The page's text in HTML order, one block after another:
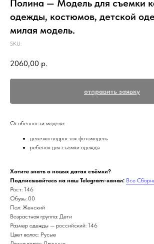
Полина — Модель для съемки
одежды, костюмов, детской
милая модель.
SKU:
2060,00 р.
отправить заявку
Особенности модели:
девочка подросток фотомодель
ребенок для съемки одежды
Хотите знать о новых датах съёмки?
Подписывайтесь на наш Telegram-канал: Все
Рост: 146
Обувь: 00
Пол: Женский
Возрастная группа: Дети
Размер одежды — российский: 146
Цвет волос: Русые